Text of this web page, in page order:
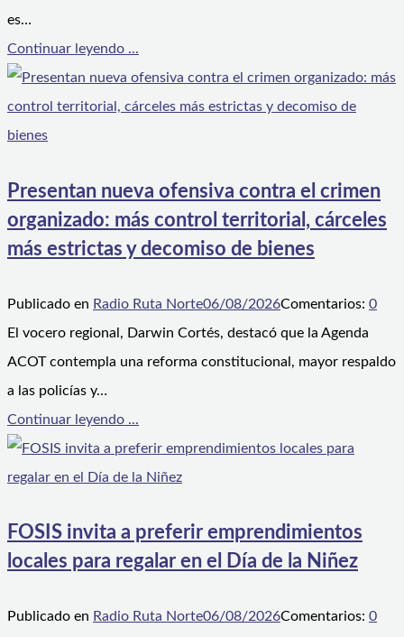
es…
Continuar leyendo ...
Presentan nueva ofensiva contra el crimen
organizado: más control territorial, cárceles
más estrictas y decomiso de bienes
Publicado en Radio Ruta Norte06/08/2026Comentarios: 0
El vocero regional, Darwin Cortés, destacó que la Agenda
ACOT contempla una reforma constitucional, mayor respaldo
a las policías y…
Continuar leyendo ...
FOSIS invita a preferir emprendimientos
locales para regalar en el Día de la Niñez
Publicado en Radio Ruta Norte06/08/2026Comentarios: 0